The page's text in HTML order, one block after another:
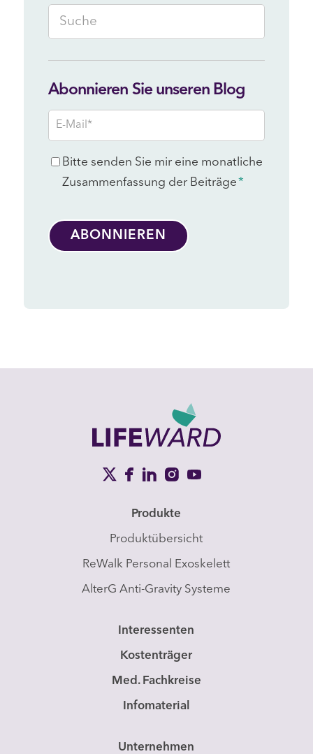
Abonnieren Sie unseren Blog
E-
Mail
Consent
Bitte senden Sie mir eine monatliche
Zusammenfassung der Beiträge*
Produkte
Produktübersicht
ReWalk Personal Exoskelett
AlterG Anti-Gravity Systeme
Interessenten
Kostenträger
Med. Fachkreise
Infomaterial
Unternehmen